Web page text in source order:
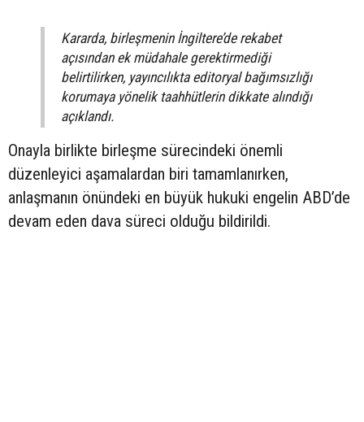
Kararda, birleşmenin İngiltere’de rekabet
açısından ek müdahale gerektirmediği
belirtilirken, yayıncılıkta editoryal bağımsızlığı
korumaya yönelik taahhütlerin dikkate alındığı
açıklandı.
Onayla birlikte birleşme sürecindeki önemli
düzenleyici aşamalardan biri tamamlanırken,
anlaşmanın önündeki en büyük hukuki engelin ABD’de
devam eden dava süreci olduğu bildirildi.